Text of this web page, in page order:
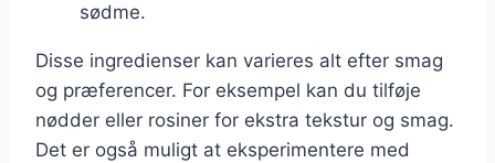
sødme.
Disse ingredienser kan varieres alt efter smag
og præferencer. For eksempel kan du tilføje
nødder eller rosiner for ekstra tekstur og smag.
Det er også muligt at eksperimentere med